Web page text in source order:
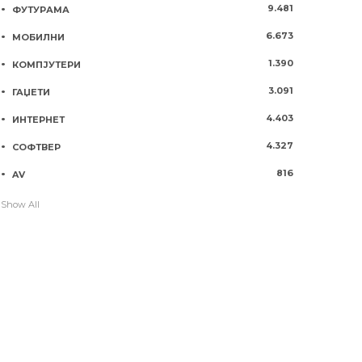
ФУТУРАМА 9.481
МОБИЛНИ 6.673
КОМПЈУТЕРИ 1.390
ГАЏЕТИ 3.091
ИНТЕРНЕТ 4.403
СОФТВЕР 4.327
AV 816
Show All